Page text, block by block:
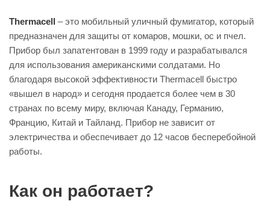
Thermacell – это мобильный уличный фумигатор, который
предназначен для защиты от комаров, мошки, ос и пчел.
Прибор был запатентован в 1999 году и разрабатывался
для использования американскими солдатами. Но
благодаря высокой эффективности Thermacell быстро
«вышел в народ» и сегодня продается более чем в 30
странах по всему миру, включая Канаду, Германию,
Францию, Китай и Тайланд. Прибор не зависит от
электричества и обеспечивает до 12 часов бесперебойной
работы.
Как он работает?